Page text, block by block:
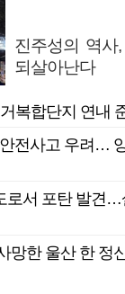
진주성의 역사
되살아난다
복합단지 연내
전사고 우려…
로서 포탄 발견…
망한 울산 한 정